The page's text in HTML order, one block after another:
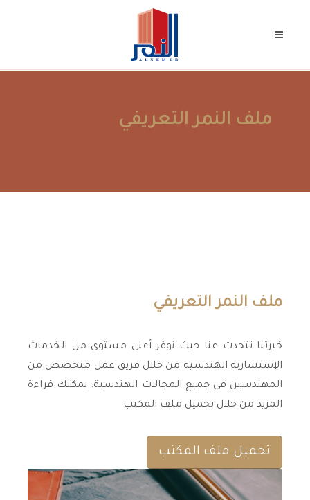
ملف النمر التعريفي
ملف النمر التعريفي
خبرتنا تتحدث عنا حيث نوفر أعلى مستوى من الخدمات
الإستشارية الهندسية من خلال فريق عمل متخصص من
المهندسين في جميع المجالات الهندسية. يمكنك قراءة
المزيد من خلال تحميل ملف المكتب.
تحميل ملف المكتب